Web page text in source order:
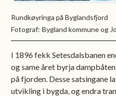
Rundkøyringa på Byglandsfjord
Bygland kommune og
I 1896 fekk Setesdalsbanen
og same året byrja
på fjorden. Desse satsingane
utvikling i bygda, og endra